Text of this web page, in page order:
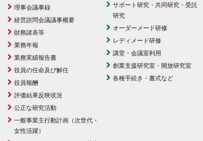
理事会議事録
経営諮問会議議事概要
財務諸表等
業務年報
業務実績報告書
役員の任命及び解任
役員報酬
評価結果反映状況
公正な研究活動
一般事業主行動計画（次世代・
女性活躍）
サポート研究・共同研究・受託
研究
オーダーメード研修
レディメード研修
講堂・会議室利用
創業支援研究室・開放研究室
各種手続き・書式など